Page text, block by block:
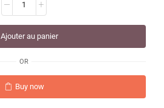
Ajouter au panier
OR
Buy now